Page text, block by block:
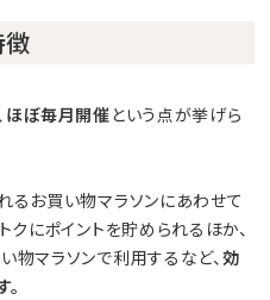
徴
ほぼ毎月開催という点が挙げら
るお買い物マラソンにあわせて
クにポイントを貯められるほか、
物マラソンで利用するなど、効